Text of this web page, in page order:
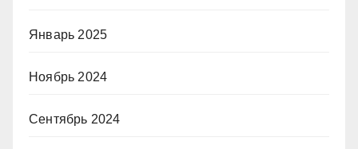
Январь 2025
Ноябрь 2024
Сентябрь 2024